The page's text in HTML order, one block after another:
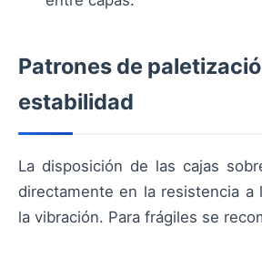
Patrones de
estabilidad
La disposición de las cajas
directamente en la resistencia a
la vibración. Para frágiles se